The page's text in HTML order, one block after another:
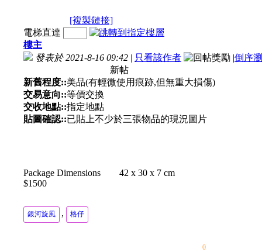
[複製鏈接]
電梯直達
樓主
發表於 2021-8-16 09:42 | 只看該作者 |倒序
新帖
新舊程度::美品(有輕微使用痕跡,但無重大損傷)
交易意向::等價交換
交收地點::指定地點
貼圖確認::已貼上不少於三張物品的現況圖片
Package Dimensions ‎42 x 30 x 7 cm
$1500
銀河旋風 , 格仔
0